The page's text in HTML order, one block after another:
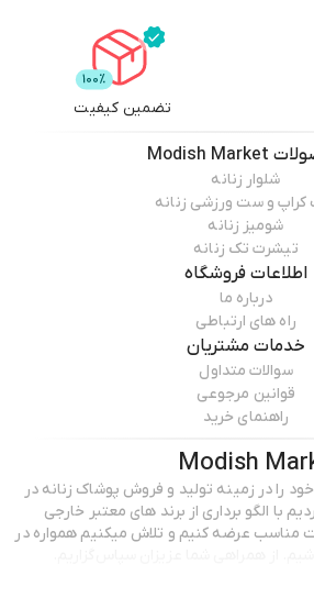
تضمین کیفیت
Modish Market
شلوار زنانه
و ست ورزشی زنانه
شومیز زنانه
تیشرت تک زنانه
اطلاعات فروشگاه
درباره ما
راه های ارتباطی
خدمات مشتریان
سوالات متداول
قوانین مرجوعی
راهنمای خرید
Modish
را در زمینه تولید و فروش پوشاک زنانه در
کرد. ما سعی کردیم با الگو برداری از برند های معتبر خارجی
مناسب عرضه کنیم و تلاش میکنیم همواره در
از همراهی شما عزیزان سپاس‌گزاریم.